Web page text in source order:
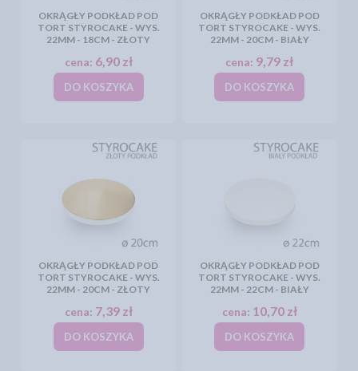
OKRĄGŁY PODKŁAD POD
TORT STYROCAKE - WYS.
22MM - 18CM - ZŁOTY
cena: 6,90 zł
DO KOSZYKA
OKRĄGŁY PODKŁAD POD
TORT STYROCAKE - WYS.
22MM - 20CM - BIAŁY
cena: 9,79 zł
DO KOSZYKA
OKRĄGŁY PODKŁAD POD
TORT STYROCAKE - WYS.
22MM - 20CM - ZŁOTY
cena: 7,39 zł
DO KOSZYKA
OKRĄGŁY PODKŁAD POD
TORT STYROCAKE - WYS.
22MM - 22CM - BIAŁY
cena: 10,70 zł
DO KOSZYKA